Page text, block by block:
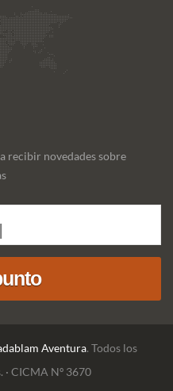
recibir novedades sobre
Aventura. Todos los
· CICMA Nº 3670